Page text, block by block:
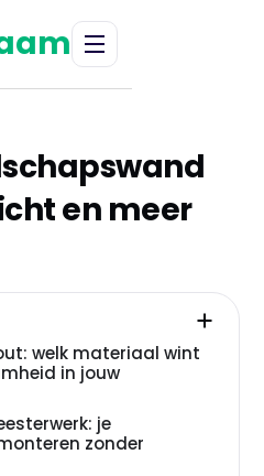
en meer
welk materiaal wint
in jouw
je
zonder